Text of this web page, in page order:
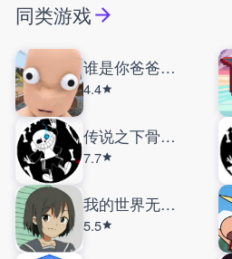
同类游戏
谁是你爸爸联机版
4.4
传说之下骨头传说
7.7
我的世界无限矿脉2艾影劫
5.5